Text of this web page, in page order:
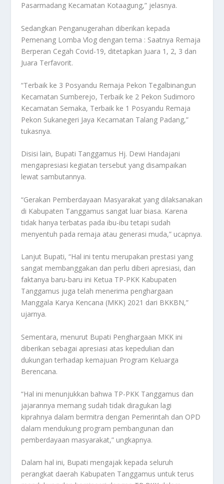
Pasarmadang Kecamatan Kotaagung,” jelasnya.
Sedangkan Penganugerahan diberikan kepada
Pemenang Lomba Vlog dengan tema : Saatnya Remaja
Berperan Cegah Covid-19, ditetapkan Juara 1, 2, 3 dan
Juara Terfavorit.
“Terbaik ke 3 Posyandu Remaja Pekon Tegalbinangun
Kecamatan Sumberejo, Terbaik ke 2 Pekon Sudimoro
Kecamatan Semaka, Terbaik ke 1 Posyandu Remaja
Pekon Sukanegeri Jaya Kecamatan Talang Padang,”
tukasnya.
Disisi lain, Bupati Tanggamus Hj. Dewi Handajani
mengapresiasi kegiatan tersebut yang disampaikan
lewat sambutannya.
“Gerakan Pemberdayaan Masyarakat yang dilaksanakan
di Kabupaten Tanggamus sangat luar biasa. Karena
tidak hanya terbatas pada ibu-ibu tetapi sudah
menyentuh pada remaja atau generasi muda,” ucapnya.
Lanjut Bupati, “Hal ini tentu merupakan prestasi yang
sangat membanggakan dan perlu diberi apresiasi, dan
faktanya baru-baru ini Ketua TP-PKK Kabupaten
Tanggamus juga telah menerima penghargaan
Manggala Karya Kencana (MKK) 2021 dari BKKBN,”
ujarnya.
Sementara, menurut Bupati Penghargaan MKK ini
diberikan sebagai apresiasi atas kepedulian dan
dukungan terhadap kemajuan Program Keluarga
Berencana.
“Hal ini menunjukkan bahwa TP-PKK Tanggamus dan
jajarannya memang sudah tidak diragukan lagi
kiprahnya dalam bermitra dengan Pemerintah dan OPD
dalam mendukung program pembangunan dan
pemberdayaan masyarakat,” ungkapnya.
Dalam hal ini, Bupati mengajak kepada seluruh
perangkat daerah Kabupaten Tanggamus untuk terus